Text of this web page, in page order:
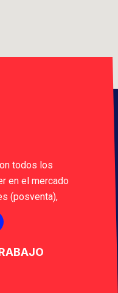
todos los
en el mercado
(posventa),